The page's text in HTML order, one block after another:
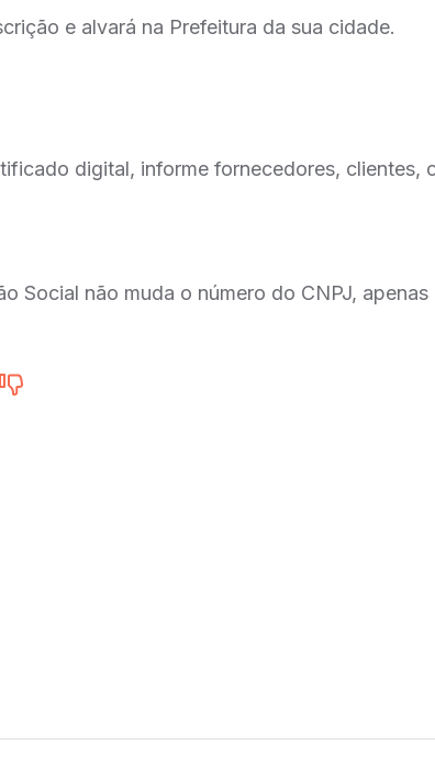
e alvará na Prefeitura da sua cidade.
digital, informe fornecedores, clientes,
Social não muda o número do CNPJ, apenas